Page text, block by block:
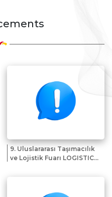
9. Uluslararası Taşımacılık
ve Lojistik Fuarı LOGISTICAL